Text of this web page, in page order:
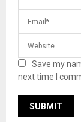
Save my
next time I